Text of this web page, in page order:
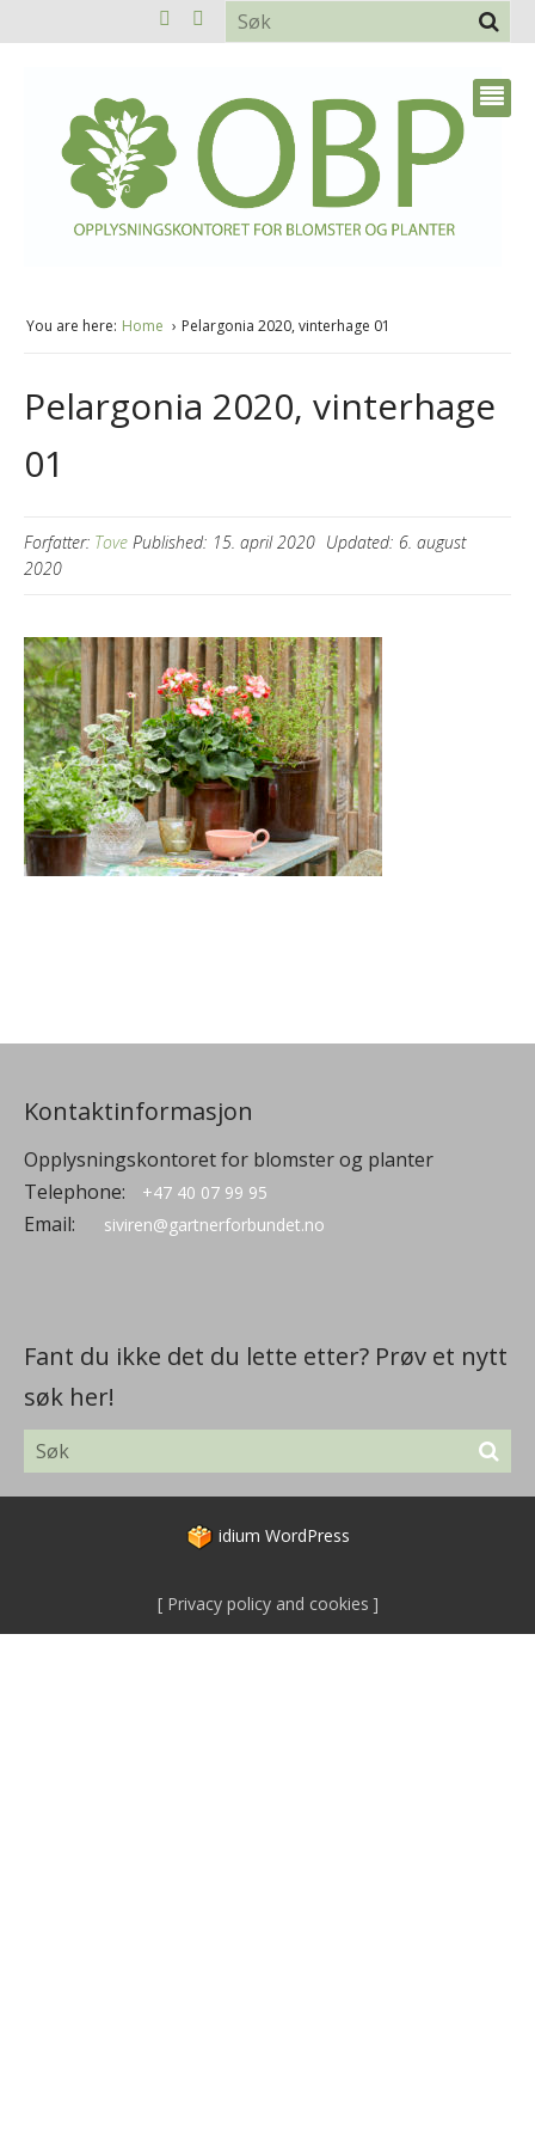
You are here: Home Pelargonia 2020, vinterhage 01
Pelargonia 2020, vinterhage
01
Forfatter: Tove Published: 15. april 2020 Updated: 6. august
2020
Kontaktinformasjon
Opplysningskontoret for blomster og planter
Telephone:
+47 40 07 99 95
Email: siviren@gartnerforbundet.no
Fant du ikke det du lette etter? Prøv et nytt
søk her!
idium WordPress
Privacy policy and cookies